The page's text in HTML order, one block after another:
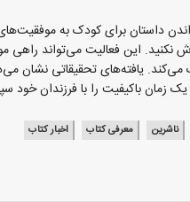
برای کودک به موفقیت‌های
زمان باکیفیت را با فرزندان خود
ناشرین معرفی کتاب اخبار کتاب